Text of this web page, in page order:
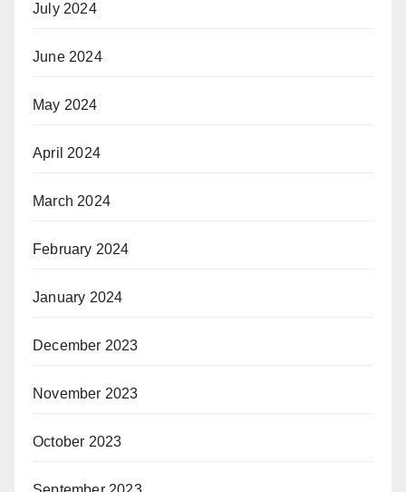
July 2024
June 2024
May 2024
April 2024
March 2024
February 2024
January 2024
December 2023
November 2023
October 2023